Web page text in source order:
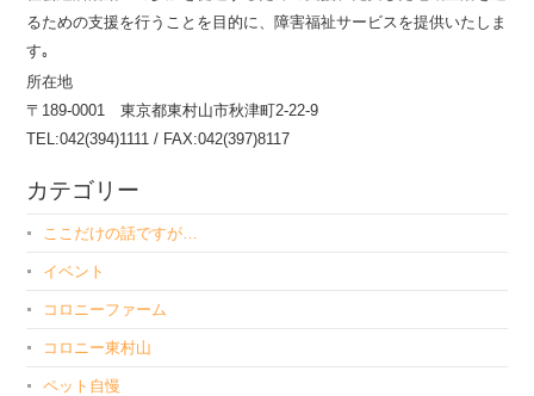
るための支援を行うことを目的に、障害福祉サービスを提供いたしま
す｡
所在地
〒189-0001 東京都東村山市秋津町2-22-9
TEL:042(394)1111 / FAX:042(397)8117
カテゴリー
ここだけの話ですが…
イベント
コロニーファーム
コロニー東村山
ペット自慢